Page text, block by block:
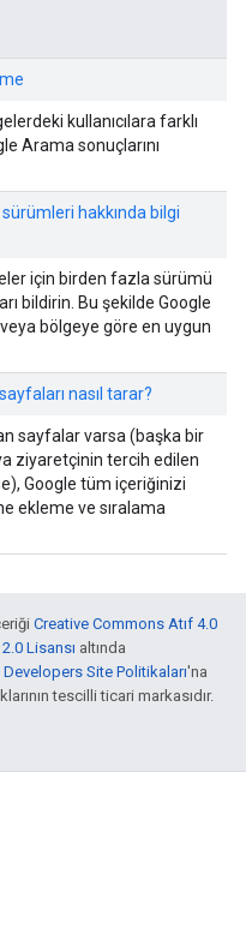
kullanıcılara farklı
Arama sonuçlarını
hakkında bilgi
için birden fazla sürümü
bildirin. Bu şekilde Google
veya bölgeye göre en uygun
nasıl tarar?
sayfalar varsa (başka bir
ziyaretçinin tercih edilen
Google tüm içeriğinizi
ekleme ve sıralama
Creative Commons Atıf 4.0
Lisansı altında
Site Politikaları'na
tescilli ticari markasıdır.